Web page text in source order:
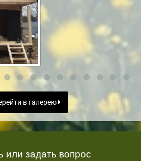
в галерею
или задать вопрос